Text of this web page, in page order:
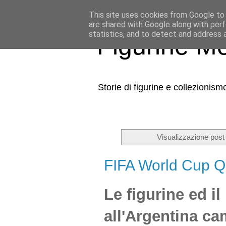
Figurine
Storie di figurine e
Visualizzazione
FIFA World Cup
Le figurine ed
all'Argentina
This site uses cookies from Google
are shared with Google along with
statistics, and to detect and address